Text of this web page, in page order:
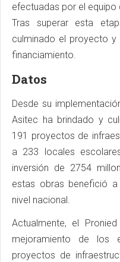
efectuadas por el equipo
Tras superar esta
culminado el proyecto
financiamiento.
Datos
Desde su
Asitec ha brindado y
191 proyectos de
a 233 locales
inversión de 2754
estas obras benefició
nivel nacional.
Actualmente, el
mejoramiento de los
proyectos de